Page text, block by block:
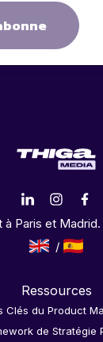
à Paris et
Ressources
Clés du Product
de Stratégie